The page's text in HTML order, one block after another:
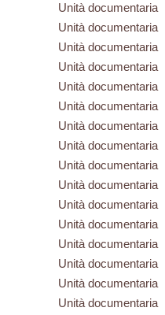
Unità documentaria
Unità documentaria
Unità documentaria
Unità documentaria
Unità documentaria
Unità documentaria
Unità documentaria
Unità documentaria
Unità documentaria
Unità documentaria
Unità documentaria
Unità documentaria
Unità documentaria
Unità documentaria
Unità documentaria
Unità documentaria